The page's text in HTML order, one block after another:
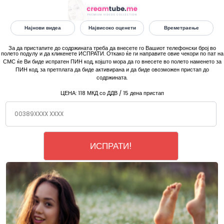
Најнови видеа Највисоко оценети Времетраење
За да пристапите до содржината треба да внесете го Вашиот телефонски број во
полето подулу и да кликенете ИСПРАТИ. Откако ќе ги направите овие чекори по пат на
СМС ќе Ви биде испратен ПИН код, којшто мора да го внесете во полето наменето за
ПИН код, за претплата да биде активирана и да биде овозможен пристап до
содржината.
ЦЕНА:118 МКД со ДДВ / 15 дена пристап